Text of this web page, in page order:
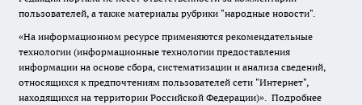
пользователей, а также материалы рубрики "народные новости".
«На информационном ресурсе применяются рекомендательные
технологии (информационные технологии предоставления
информации на основе сбора, систематизации и анализа сведений,
относящихся к предпочтениям пользователей сети "Интернет",
находящихся на территории Российской Федерации)». Подробнее